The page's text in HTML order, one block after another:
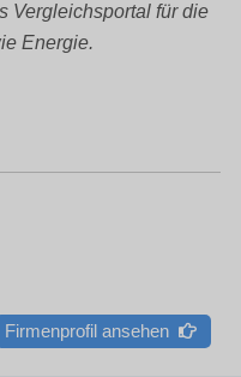
Vergleichsportal für die
Energie.
Firmenprofil ansehen